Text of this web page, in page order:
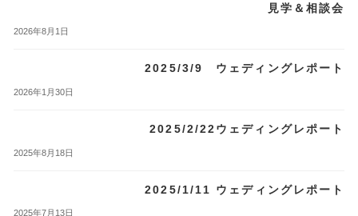
見学＆相談会
2026年8月1日
2025/3/9 ウェディングレポート
2026年1月30日
2025/2/22ウェディングレポート
2025年8月18日
2025/1/11 ウェディングレポート
2025年7月13日